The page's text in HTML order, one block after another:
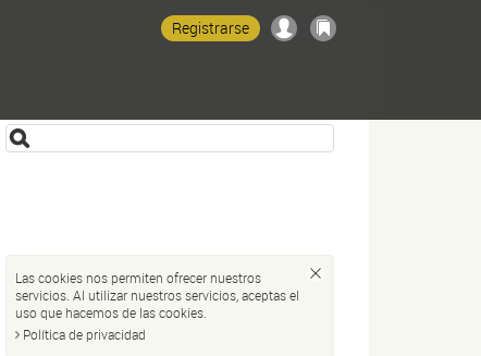
Registrarse
Las cookies nos permiten ofrecer nuestros
servicios. Al utilizar nuestros servicios, aceptas el
uso que hacemos de las cookies.
Política de privacidad